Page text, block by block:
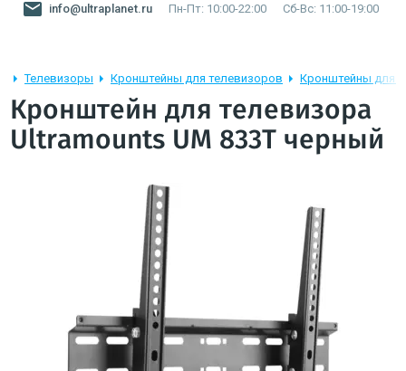
info@ultraplanet.ru
Пн-Пт: 10:00-22:00 Сб-Вс: 11:00-19:00
Телевизоры Кронштейны для телевизоров Кронштейны для
Кронштейн для телевизора
Ultramounts UM 833T черный